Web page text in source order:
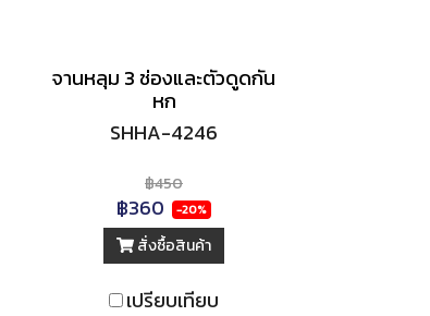
จานหลุม 3 ช่องและตัวดูดกัน
หก
SHHA-4246
฿450
฿360 -20%
สั่งซื้อสินค้า
เปรียบเทียบ